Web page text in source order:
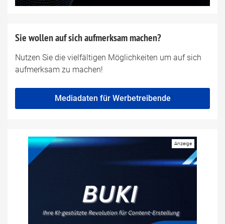
Sie wollen auf sich aufmerksam machen?
Nutzen Sie die vielfältigen Möglichkeiten um auf sich
aufmerksam zu machen!
Mediadaten für Werbetreibende